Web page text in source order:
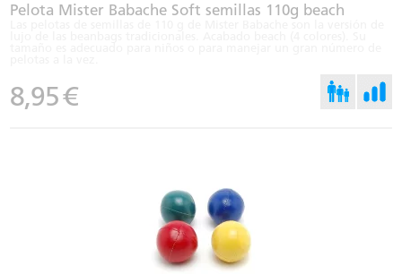
Pelota Mister Babache Soft semillas 110g beach
8,95€